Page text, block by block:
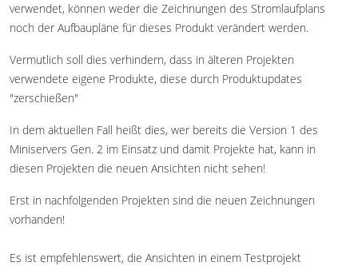
verwendet, können weder die Zeichnungen des Stromlaufplans
noch der Aufbaupläne für dieses Produkt verändert werden.
Vermutlich soll dies verhindern, dass in älteren Projekten
verwendete eigene Produkte, diese durch Produktupdates
"zerschießen"
In dem aktuellen Fall heißt dies, wer bereits die Version 1 des
Miniservers Gen. 2 im Einsatz und damit Projekte hat, kann in
diesen Projekten die neuen Ansichten nicht sehen!
Erst in nachfolgenden Projekten sind die neuen Zeichnungen
vorhanden!
Es ist empfehlenswert, die Ansichten in einem Testprojekt